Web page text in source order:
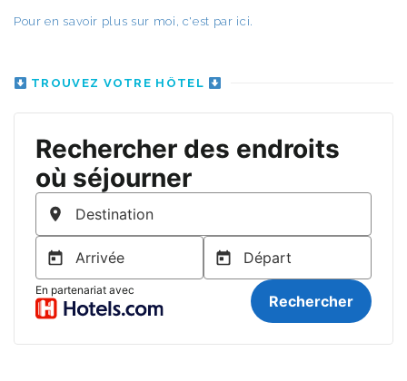
Pour en savoir plus sur moi, c'est par ici.
TROUVEZ VOTRE HÔTEL